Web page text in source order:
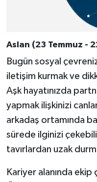
Aslan (23 Temmuz -
Bugün sosyal
iletişim kurmak ve
Aşk hayatınızda
yapmak ilişkinizi
arkadaş ortamında
sürede ilginizi
tavırlardan uzak
Kariyer alanında ekip